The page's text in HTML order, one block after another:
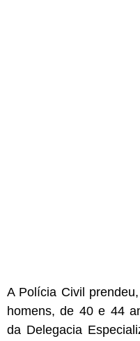
A Polícia Civil
homens, de 40 e 44
da Delegacia